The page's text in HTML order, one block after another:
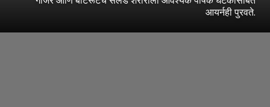
आयर्नही पुरवते.